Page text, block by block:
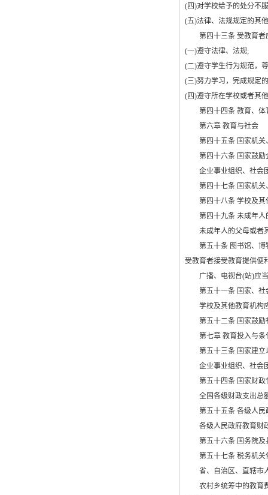
(四)对学校给予的处分不
(五)法律、法规规定的其
第四十三条 受教育者
(一)遵守法律、法规;
(二)遵守学生行为规范，
(三)努力学习，完成规定
(四)遵守所在学校或者其
第四十四条 教育、体育
第六章 教育与社会
第四十五条 国家机关、
第四十六条 国家鼓励企
企业事业组织、社会团
第四十七条 国家机关、
第四十八条 学校及其他
第四十九条 未成年人
未成年人的父母或者其
第五十条 图书馆、博
受教育者接受教育提供便
广播、电视台(站)应
第五十一条 国家、社
学校及其他教育机构应
第五十二条 国家鼓励社
第七章 教育投入与条
第五十三条 国家建立以
企业事业组织、社会团
第五十四条 国家财政性
全国各级财政支出总额
第五十五条 各级人民
各级人民政府教育财政
第五十六条 国务院及县
第五十七条 税务机关
省、自治区、直辖市人
农村乡统筹中的教育费